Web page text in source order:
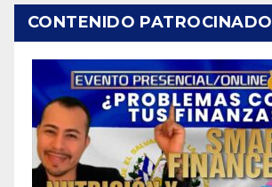
CONTENIDO PATROCINADO